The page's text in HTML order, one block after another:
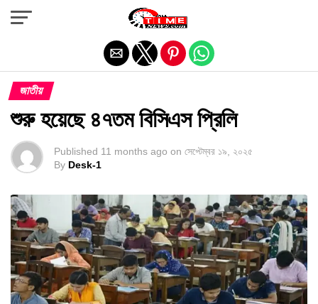
জাতীয়
শুরু হয়েছে ৪৭তম বিসিএস প্রিলি
Published 11 months ago on সেপ্টেম্বর ১৯, ২০২৫
By Desk-1
Exit mobile version